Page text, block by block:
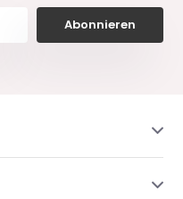
Abonnieren